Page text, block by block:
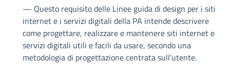
— Questo requisito delle Linee guida di design per i siti
internet e i servizi digitali della PA intende descrivere
come progettare, realizzare e mantenere siti internet e
servizi digitali utili e facili da usare, secondo una
metodologia di progettazione centrata sull’utente.